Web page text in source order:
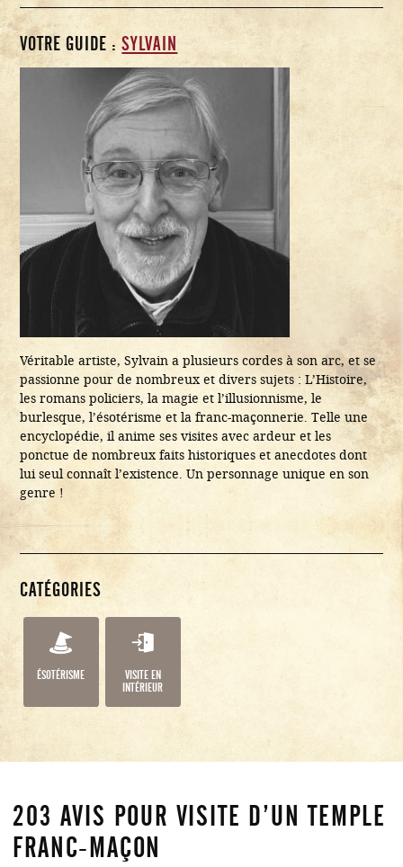
VOTRE GUIDE :SYLVAIN
Véritable artiste, Sylvain a plusieurs cordes à son arc, et se
passionne pour de nombreux et divers sujets : L’Histoire,
les romans policiers, la magie et l’illusionnisme, le
burlesque, l’ésotérisme et la franc-maçonnerie. Telle une
encyclopédie, il anime ses visites avec ardeur et les
ponctue de nombreux faits historiques et anecdotes dont
lui seul connaît l’existence. Un personnage unique en son
genre !
CATÉGORIES
ÉSOTÉRISME
VISITE EN
INTÉRIEUR
203 AVIS POUR VISITE D’UN TEMPLE
FRANC-MAÇON